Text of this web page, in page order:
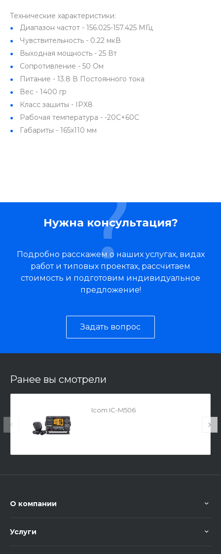
Технические характеристики:
Диапазон частот - 156.025-157.425 МГц
Чувствительность - 0.22 мкВ
Выходная мощность - 25 Вт
Сопротивление - 50 Ом
Питание - 13.8 В Постоянного тока
Вес - 1400 гр
Класс зашиты - IPX8
Рабочая температура - -20С+60С
Габариты - 165x110 мм
Нужна консультация?
Подробно расскажем о наших услугах, видах
работ и типовых проектах, рассчитаем
стоимость и подготовим индивидуальное
предложение!
Задать вопрос
Ранее вы смотрели
Icom IC-M506
О компании
Услуги